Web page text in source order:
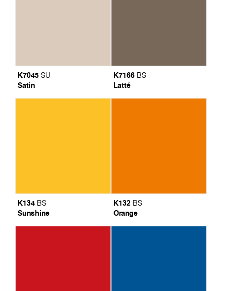
K7045 SU
Satin
K7166 BS
Latté
K134 BS
Sunshine
K132 BS
Orange